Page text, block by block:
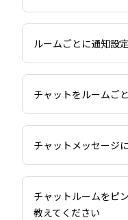
ルームごとに通知設
チャットをルームご
チャットメッセージ
チャットルームをピ
教えてください